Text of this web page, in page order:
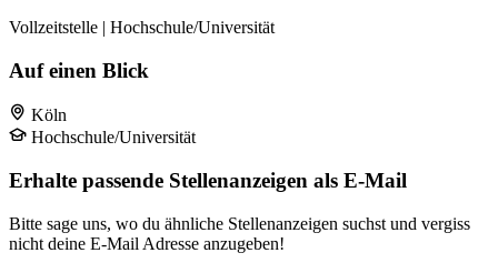
Vollzeitstelle | Hochschule/Universität
Auf einen Blick
Köln
Hochschule/Universität
Erhalte passende Stellenanzeigen als E-Mail
Bitte sage uns, wo du ähnliche Stellenanzeigen suchst und vergiss
nicht deine E-Mail Adresse anzugeben!